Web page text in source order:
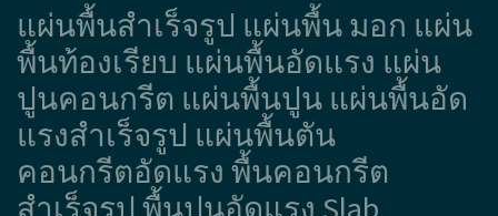
แผ่นพื้นสำเร็จรูป แผ่นพื้น มอก แผ่น
พื้นท้องเรียบ แผ่นพื้นอัดแรง แผ่น
ปูนคอนกรีต แผ่นพื้นปูน แผ่นพื้นอัด
แรงสำเร็จรูป แผ่นพื้นตัน
คอนกรีตอัดแรง พื้นคอนกรีต